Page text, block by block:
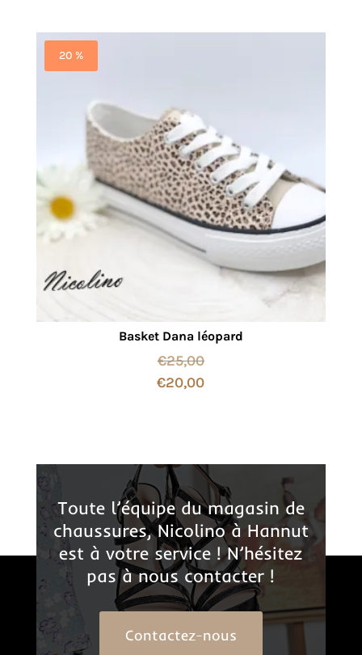
20 %
Basket Dana léopard
€25,00
€20,00
Toute l’équipe du magasin de
chaussures, Nicolino à Hannut
est à votre service ! N’hésitez
pas à nous contacter !
Contactez-nous